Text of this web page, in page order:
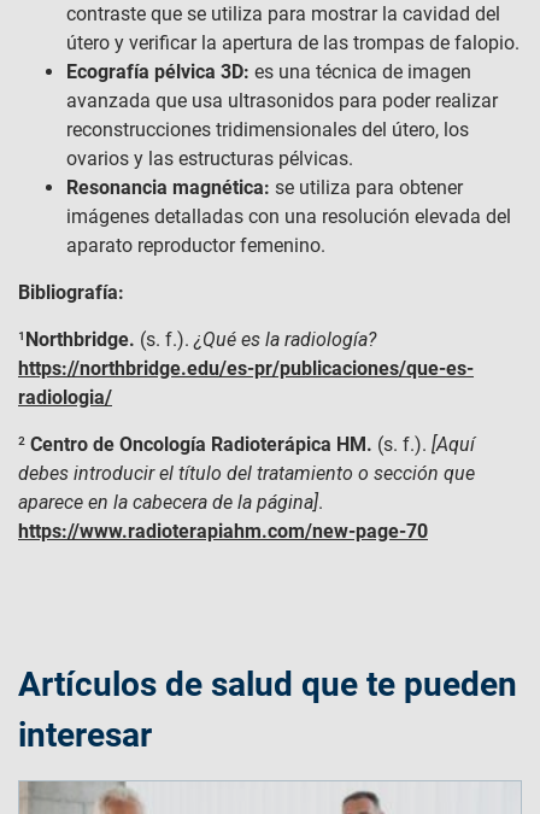
contraste que se utiliza para mostrar la cavidad del
útero y verificar la apertura de las trompas de falopio.
Ecografía pélvica 3D: es una técnica de imagen
avanzada que usa ultrasonidos para poder realizar
reconstrucciones tridimensionales del útero, los
ovarios y las estructuras pélvicas.
Resonancia magnética: se utiliza para obtener
imágenes detalladas con una resolución elevada del
aparato reproductor femenino.
Bibliografía:
¹Northbridge. (s. f.).¿Qué es la radiología?
https://northbridge.edu/es-pr/publicaciones/que-es-
radiologia/
² Centro de Oncología Radioterápica HM. (s. f.). [Aquí
debes introducir el título del tratamiento o sección que
aparece en la cabecera de la página].
https://www.radioterapiahm.com/new-page-70
Artículos de salud que te pueden
interesar